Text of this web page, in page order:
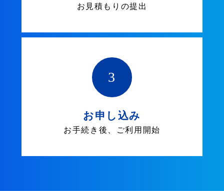
お見積もりの提出
3
お申し込み
お手続き後、ご利用開始